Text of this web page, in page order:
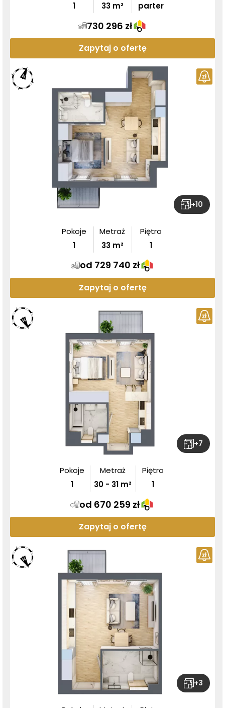
1
33m²
parter
730 296 zł
Zapytaj o ofertę
+10
Pokoje
1
Metraż
33m²
Piętro
1
od 729 740 zł
Zapytaj o ofertę
+7
Pokoje
1
Metraż
30- 31m²
Piętro
1
od 670 259 zł
Zapytaj o ofertę
+3